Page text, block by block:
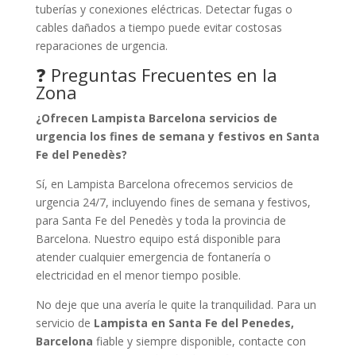
tuberías y conexiones eléctricas. Detectar fugas o
cables dañados a tiempo puede evitar costosas
reparaciones de urgencia.
❓ Preguntas Frecuentes en la
Zona
¿Ofrecen Lampista Barcelona servicios de
urgencia los fines de semana y festivos en Santa
Fe del Penedès?
Sí, en Lampista Barcelona ofrecemos servicios de
urgencia 24/7, incluyendo fines de semana y festivos,
para Santa Fe del Penedès y toda la provincia de
Barcelona. Nuestro equipo está disponible para
atender cualquier emergencia de fontanería o
electricidad en el menor tiempo posible.
No deje que una avería le quite la tranquilidad. Para un
servicio de Lampista en Santa Fe del Penedes,
Barcelona fiable y siempre disponible, contacte con